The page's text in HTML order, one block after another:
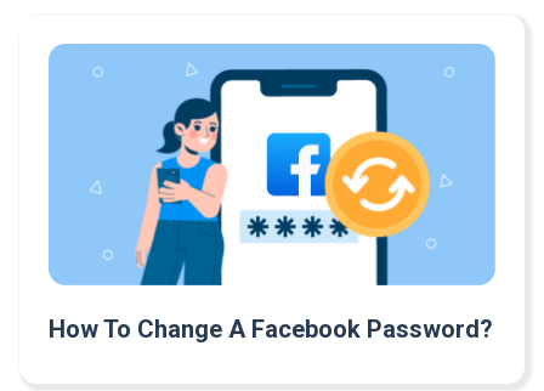
How To Change A Facebook Password?